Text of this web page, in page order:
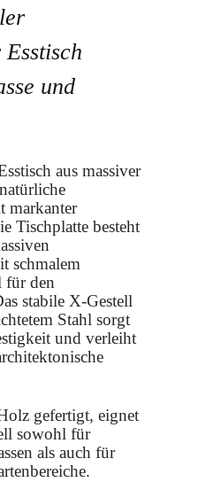
und
aus massiver
markanter
Tischplatte besteht
schmalem
für den
stabile X-Gestell
Stahl sorgt
und verleiht
gefertigt, eignet
sowohl für
als auch für